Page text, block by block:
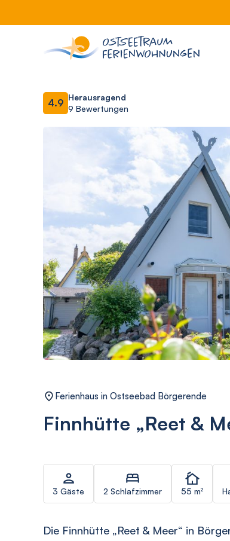
4.9 Herausragend
9 Bewertungen
Ferienhaus in Ostseebad Börgerende
Finnhütte „Reet &
3 Gäste 2 Schlafzimmer 55 m²
Die Finnhütte „Reet & Meer“ in